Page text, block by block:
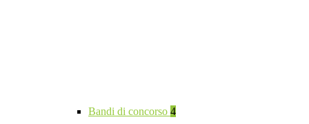
Bandi di concorso 4